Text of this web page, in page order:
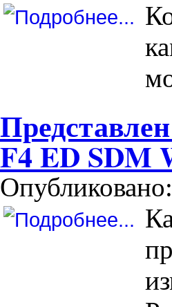
F4 ED SDM